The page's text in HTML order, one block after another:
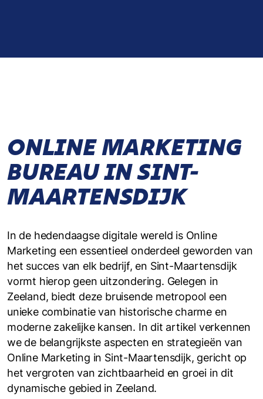
ONLINE MARKETING
BUREAU IN SINT-
MAARTENSDIJK
In de hedendaagse digitale wereld is Online
Marketing een essentieel onderdeel geworden van
het succes van elk bedrijf, en Sint-Maartensdijk
vormt hierop geen uitzondering. Gelegen in
Zeeland, biedt deze bruisende metropool een
unieke combinatie van historische charme en
moderne zakelijke kansen. In dit artikel verkennen
we de belangrijkste aspecten en strategieën van
Online Marketing in Sint-Maartensdijk, gericht op
het vergroten van zichtbaarheid en groei in dit
dynamische gebied in Zeeland.